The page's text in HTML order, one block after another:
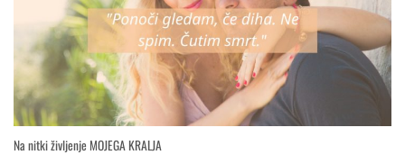
Na nitki življenje MOJEGA KRALJA